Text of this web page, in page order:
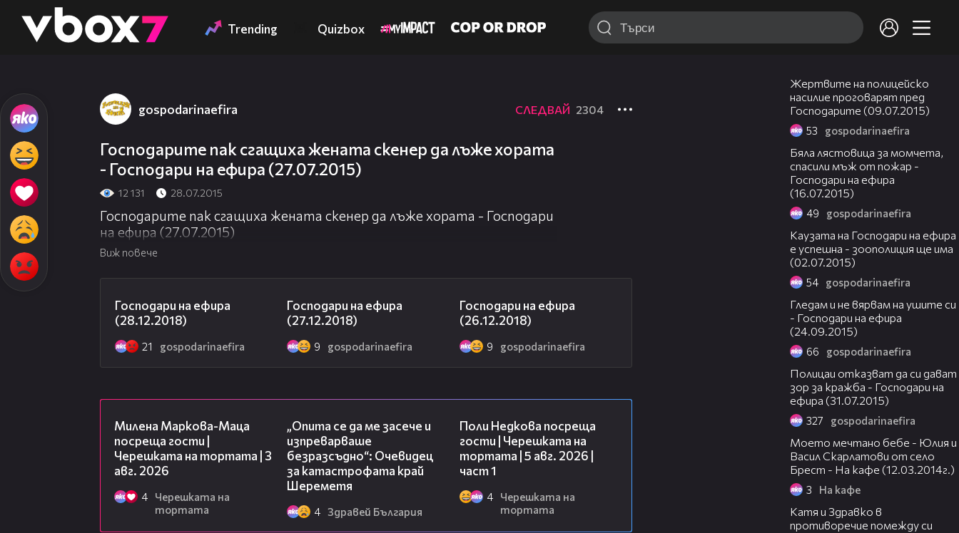
👾 Trending Quizbox
gospodarinaefira СЛЕДВАЙ 2304
Господарите пак сгащиха жената скенер да лъже хората
- Господари на ефира (27.07.2015)
12 131 28.07.2015
Господарите пак сгащиха жената скенер да лъже хората - Господари
на ефира (27.07.2015)
Виж повече
Господари на ефира
(28.12.2018)
21 gospodarinaefira
Господари на ефира
(27.12.2018)
9 gospodarinaefira
Господари на ефира
(26.12.2018)
9 gospodarinaefira
Милена Маркова-Маца
посреща гости |
Черешката на тортата | 3
авг. 2026
4
Черешката на
тортата
„Опита се да ме засече и
изпреварваше
безразсъдно“: Очевидец
за катастрофата край
Шереметя
4 Здравей България
Поли Недкова посреща
гости | Черешката на
тортата | 5 авг. 2026 |
част 1
4
Черешката на
тортата
Жертвите на полицейско
насилие проговарят пред
Господарите (09.07.2015)
53 gospodarinaefira
Бяла лястовица за момчета,
спасили мъж от пожар -
Господари на ефира
(16.07.2015)
49 gospodarinaefira
Каузата на Господари на ефира
е успешна - зоополиция ще има
(02.07.2015)
54 gospodarinaefira
Гледам и не вярвам на ушите си
- Господари на ефира
(24.09.2015)
66 gospodarinaefira
Полицаи отказват да си дават
зор за кражба - Господари на
ефира (31.07.2015)
327 gospodarinaefira
Моето мечтано бебе - Юлия и
Васил Скарлатови от село
Брест - На кафе (12.03.2014г.)
3 На кафе
Катя и Здравко в
противоречие помежду си